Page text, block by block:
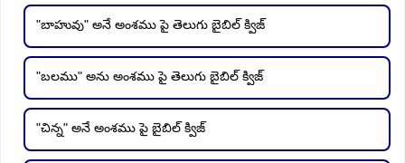
"బాహువు" అనే అంశము పై తెలుగు బైబిల్ క్విజ్
"బలము" అను అంశము పై తెలుగు బైబిల్ క్విజ్
"చిన్న" అనే అంశము పై బైబిల్ క్విజ్